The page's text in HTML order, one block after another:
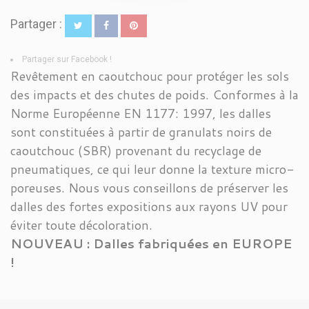
Partager :
Partager sur Facebook !
Revêtement en caoutchouc pour protéger les sols
des impacts et des chutes de poids. Conformes à la
Norme Européenne EN 1177: 1997, les dalles
sont constituées à partir de granulats noirs de
caoutchouc (SBR) provenant du recyclage de
pneumatiques, ce qui leur donne la texture micro-
poreuses. Nous vous conseillons de préserver les
dalles des fortes expositions aux rayons UV pour
éviter toute décoloration.
NOUVEAU : Dalles fabriquées en EUROPE
!